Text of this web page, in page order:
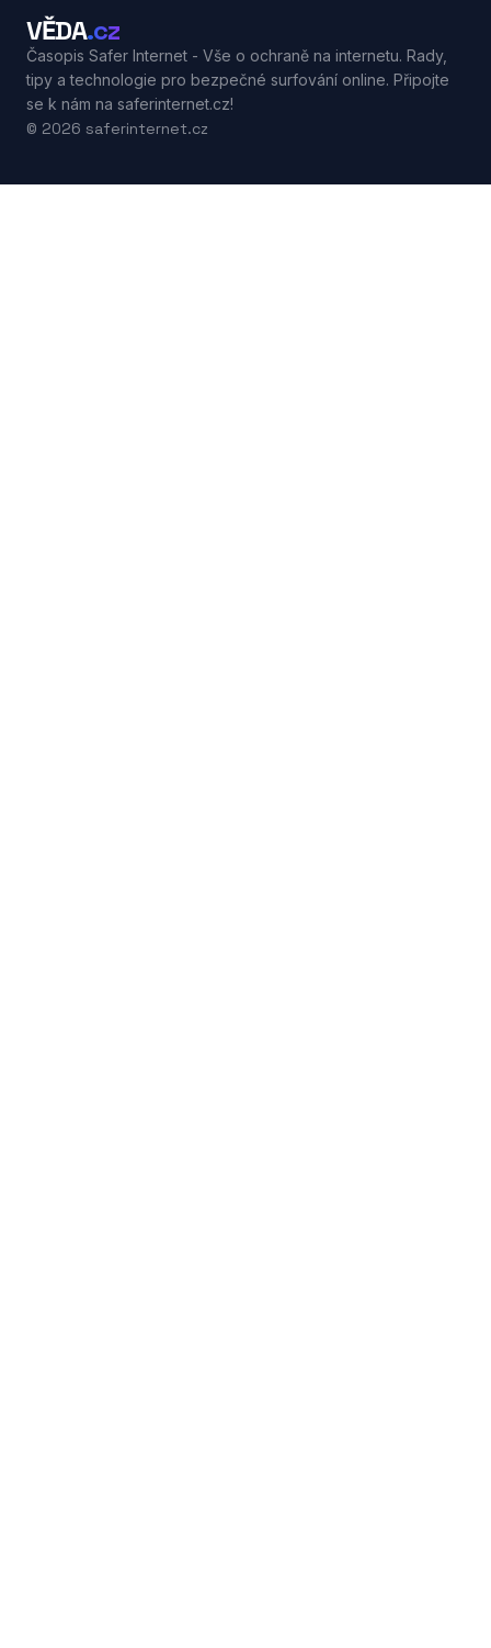
VĚDA.cz
Časopis Safer Internet - Vše o ochraně na internetu. Rady,
tipy a technologie pro bezpečné surfování online. Připojte
se k nám na saferinternet.cz!
© 2026 saferinternet.cz